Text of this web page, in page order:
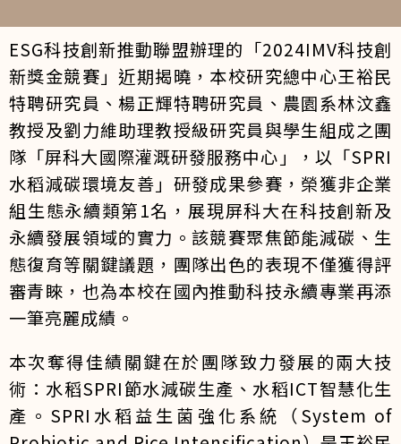
ESG科技創新推動聯盟辦理的「2024IMV科技創
新獎金競賽」近期揭曉，本校研究總中心王裕民
特聘研究員、楊正輝特聘研究員、農園系林汶鑫
教授及劉力維助理教授級研究員與學生組成之團
隊「屏科大國際灌溉研發服務中心」，以「SPRI
水稻減碳環境友善」研發成果參賽，榮獲非企業
組生態永續類第1名，展現屏科大在科技創新及
永續發展領域的實力。該競賽聚焦節能減碳、生
態復育等關鍵議題，團隊出色的表現不僅獲得評
審青睞，也為本校在國內推動科技永續專業再添
一筆亮麗成績。
本次奪得佳績關鍵在於團隊致力發展的兩大技
術：水稻SPRI節水減碳生產、水稻ICT智慧化生
產。SPRI水稻益生菌強化系統（System of